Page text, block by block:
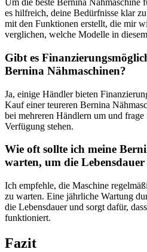
Um die beste Bernina Nähmaschine
es⁣ hilfreich, deine Bedürfnisse‌ klar
‌mit den Funktionen erstellt, die‌ mir
verglichen, welche Modelle in⁣
Gibt es
Bernina Nähmaschinen?
Ja, einige Händler⁢ bieten
Kauf einer teureren Bernina
bei mehreren Händlern um und
Verfügung stehen.
Wie oft sollte ich meine
warten, um die Lebensdauer
Ich empfehle, die Maschine
​zu warten. ‍Eine jährliche Wartung⁢
die Lebensdauer und sorgt dafür,
funktioniert.
Fazit